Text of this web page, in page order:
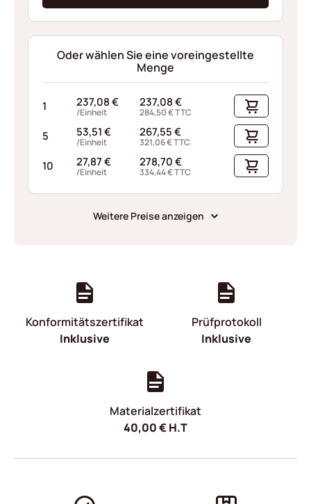
Oder wählen Sie eine voreingestellte
Menge
1 237,08€
/Einheit
237,08€
284,50€TTC
5 53,51€
/Einheit
267,55€
321,06€TTC
10 27,87€
/Einheit
278,70€
334,44€TTC
Weitere Preise anzeigen
Konformitätszertifikat
Inklusive
Prüfprotokoll
Inklusive
Materialzertifikat
40,00€H.T